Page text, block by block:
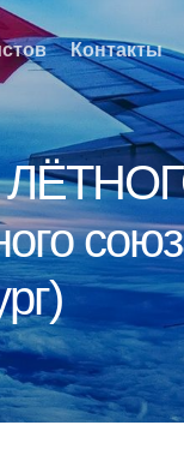
Контакты